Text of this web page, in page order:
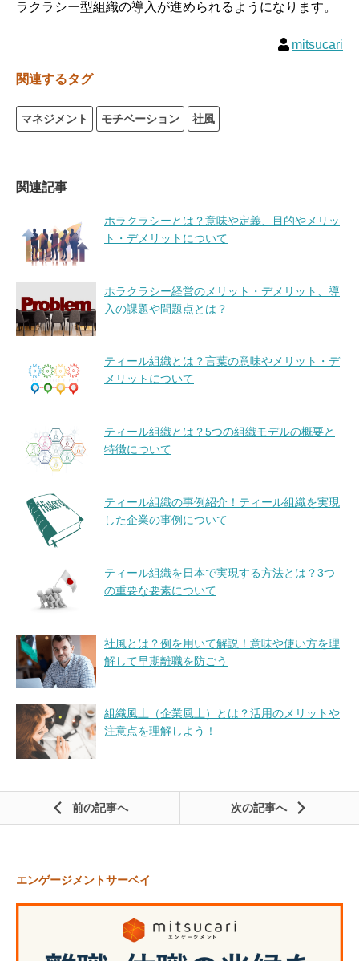
ラクラシー型組織の導入が進められるようになります。
mitsucari
関連するタグ
マネジメント モチベーション 社風
関連記事
ホラクラシーとは？意味や定義、目的やメリッ
ト・デメリットについて
ホラクラシー経営のメリット・デメリット、導
入の課題や問題点とは？
ティール組織とは？言葉の意味やメリット・デ
メリットについて
ティール組織とは？5つの組織モデルの概要と
特徴について
ティール組織の事例紹介！ティール組織を実現
した企業の事例について
ティール組織を日本で実現する方法とは？3つ
の重要な要素について
社風とは？例を用いて解説！意味や使い方を理
解して早期離職を防ごう
組織風土（企業風土）とは？活用のメリットや
注意点を理解しよう！
前の記事 次の記事
エンゲージメントサーベイ